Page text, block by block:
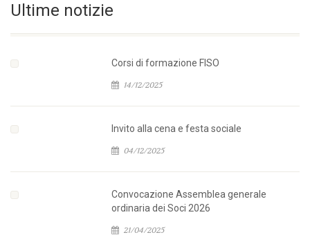
Ultime notizie
Corsi di formazione FISO
14/12/2025
Invito alla cena e festa sociale
04/12/2025
Convocazione Assemblea generale
ordinaria dei Soci 2026
21/04/2025